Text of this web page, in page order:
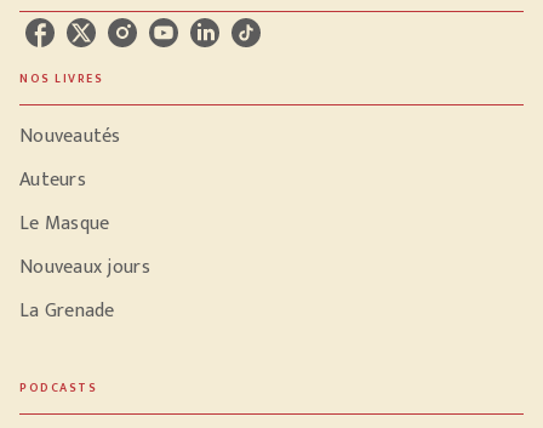
NOS LIVRES
Nouveautés
Auteurs
Le Masque
Nouveaux jours
La Grenade
PODCASTS